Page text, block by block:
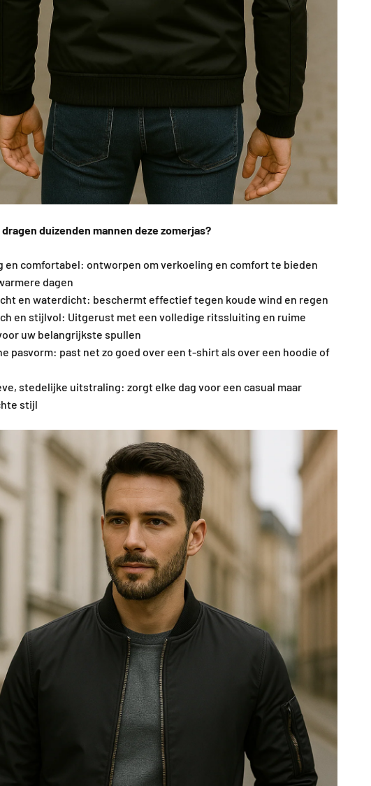
dragen duizenden mannen deze zomerjas?
en comfortabel: ontworpen om verkoeling en comfort te bieden
dagen
en waterdicht: beschermt effectief tegen koude wind en regen
en stijlvol: Uitgerust met een volledige ritssluiting en ruime
uw belangrijkste spullen
pasvorm: past net zo goed over een t-shirt als over een hoodie of
stedelijke uitstraling: zorgt elke dag voor een casual maar
stijl